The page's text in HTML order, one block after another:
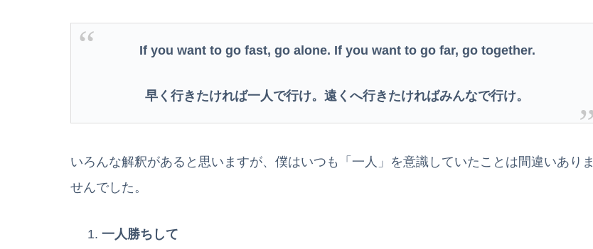
If you want to go fast, go alone. If you want to go far, go together.
早く行きたければ一人で行け。遠くへ行きたければみんなで行け。
いろんな解釈があると思いますが、僕はいつも「一人」を意識していたことは間違いありま
せんでした。
一人勝ちして